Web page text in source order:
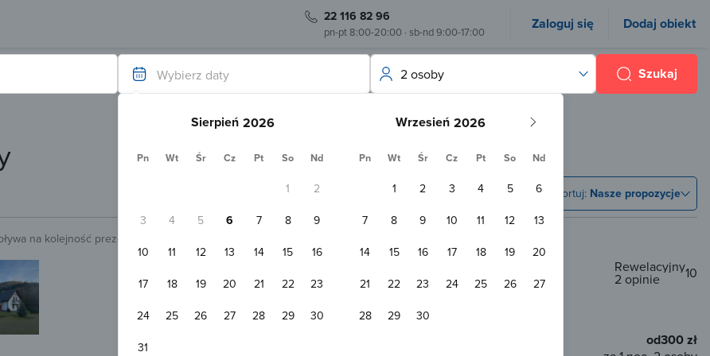
22 116 82 96
pn-pt 8:00-20:00 · sb-nd 9:00-17:00 Zaloguj się Dodaj obiekt
Wybierz daty
Sierpień Wrzesień
Pn Wt Śr Cz Pt So Nd Pn Wt Śr Cz Pt So Nd
1
2
3
4 5 6 7 8
9
10
11 12 13 14 15
16
17
18 19 20 21 22
23
24
25 26 27 28 29
30
31
1 2 3 4 5
6
7
8 9 10 11 12
13
14
15 16 17 18 19
20
21
22 23 24 25 26
27
28
29 30
2 osoby Szukaj
Sortuj: Nasze propozycje
na kolejność prezentowanych obiektów.
Domki Goorskie Szczyrk
10
Rewelacyjny
2 opinie
Darmowy parking Plac zabaw Przyjazny zwierzętom
od300 zł